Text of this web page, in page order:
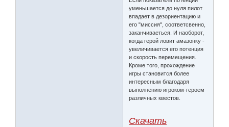
уменьшается до нуля пилот
впадает в дезориентацию и
его "миссия", соответсвенно,
заканчиваеться. И наоборот,
когда герой ловит амазонку -
увеличивается его потенция
и скорость перемещения.
Кроме того, прохождение
игры становится более
интересным благодаря
выполнению игроком-героем
различных квестов.
Скачать